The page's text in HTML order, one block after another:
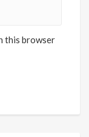
this browser